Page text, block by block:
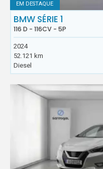
EM DESTAQUE
BMW SÉRIE 1
116 D - 116CV - 5P
2024
52.121 km
Diesel